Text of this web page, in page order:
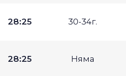
28:25 30-34г.
28:25 Няма